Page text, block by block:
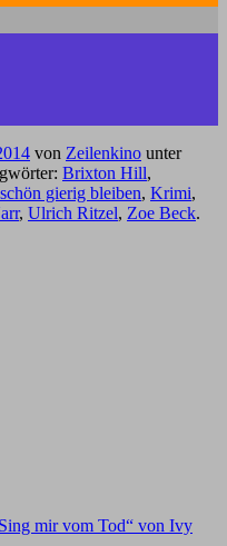
von Zeilenkino unter
Brixton Hill,
gierig bleiben, Krimi,
, Ulrich Ritzel, Zoe Beck.
mir vom Tod“ von Ivy